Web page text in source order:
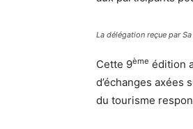
La délégation reçue par
Cette 9ème édition
d’échanges axées
du tourisme